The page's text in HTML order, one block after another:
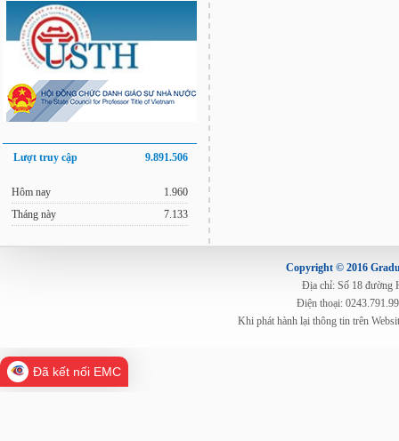
Lượt truy cập 9.891.506
Hôm nay
Tháng này
1.960
7.133
Copyright © 2016
Địa chỉ: Số 18 đường
Điện thoại:
Khi phát hành lại thông tin trên
Đã kết nối EMC